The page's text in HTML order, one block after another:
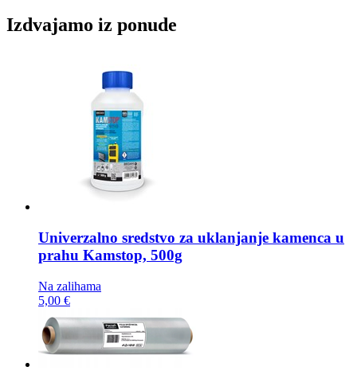
Izdvajamo iz ponude
Univerzalno sredstvo za uklanjanje kamenca u
prahu Kamstop, 500g
Na zalihama
5,00 €